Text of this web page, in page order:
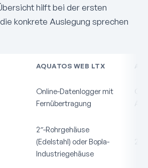
hilft bei der ersten
konkrete Auslegung sprechen
AQUATOS WEB LTX
Online-Datenlogger mit
Fernübertragung
2″-Rohrgehäuse
(Edelstahl) oder Bopla-
Industriegehäuse
2″-